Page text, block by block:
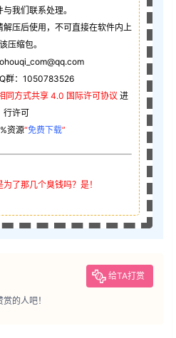
我们联系处理。
压后使用，不可直接在软件内上
压缩包。
群：1050783526
同方式共享 4.0 国际许可协议 进
行许可
资源“免费下载”
了那几个臭钱吗？是！
给TA打赏
的人吧！